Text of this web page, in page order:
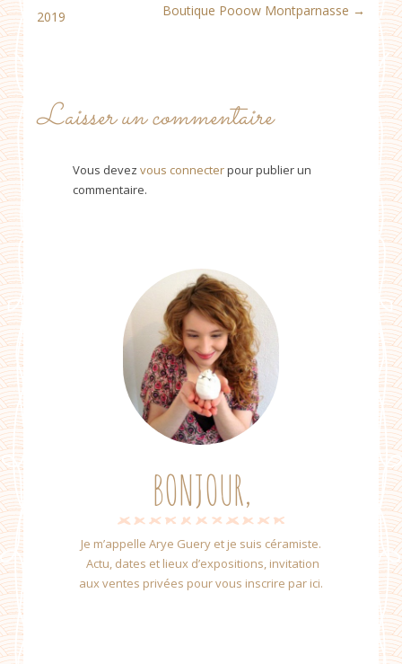
2019
Boutique Pooow Montparnasse →
Laisser un commentaire
Vous devez vous connecterpour publier un
commentaire.
BONJOUR,
Je m’appelle Arye Guery et je suis céramiste.
Actu, dates et lieux d’expositions, invitation
aux ventes privées pour vous inscrire par ici.